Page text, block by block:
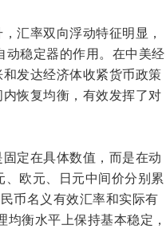
汇率双向浮动特征明显，
稳定器的作用。在中美经
发达经济体收紧货币政策
恢复均衡，有效发挥了对
定在具体数值，而是在动
欧元、日元中间价分别累
币名义有效汇率和实际有
衡水平上保持基本稳定，